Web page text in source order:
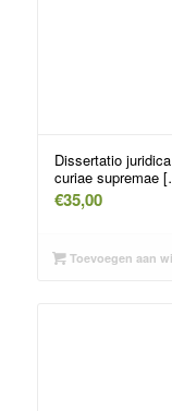
Dissertatio
curiae supremae
€35,00
Toevoegen aan